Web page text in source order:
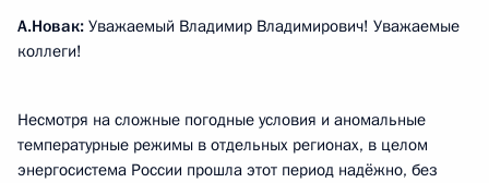
А.Новак: Уважаемый Владимир Владимирович! Уважаемые
коллеги!
Несмотря на сложные погодные условия и аномальные
температурные режимы в отдельных регионах, в целом
энергосистема России прошла этот период надёжно, без